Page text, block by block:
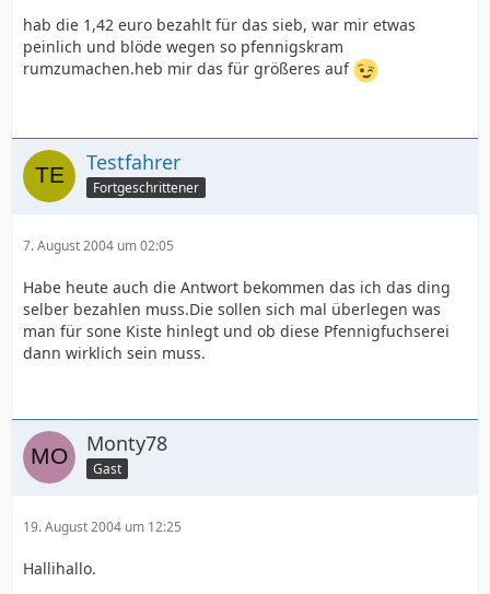
hab die 1,42 euro bezahlt für das sieb, war mir etwas
peinlich und blöde wegen so pfennigskram
rumzumachen.heb mir das für größeres auf
Testfahrer
Fortgeschrittener
7. August 2004 um 02:05
Habe heute auch die Antwort bekommen das ich das ding
selber bezahlen muss.Die sollen sich mal überlegen was
man für sone Kiste hinlegt und ob diese Pfennigfuchserei
dann wirklich sein muss.
Monty78
Gast
19. August 2004 um 12:25
Hallihallo.